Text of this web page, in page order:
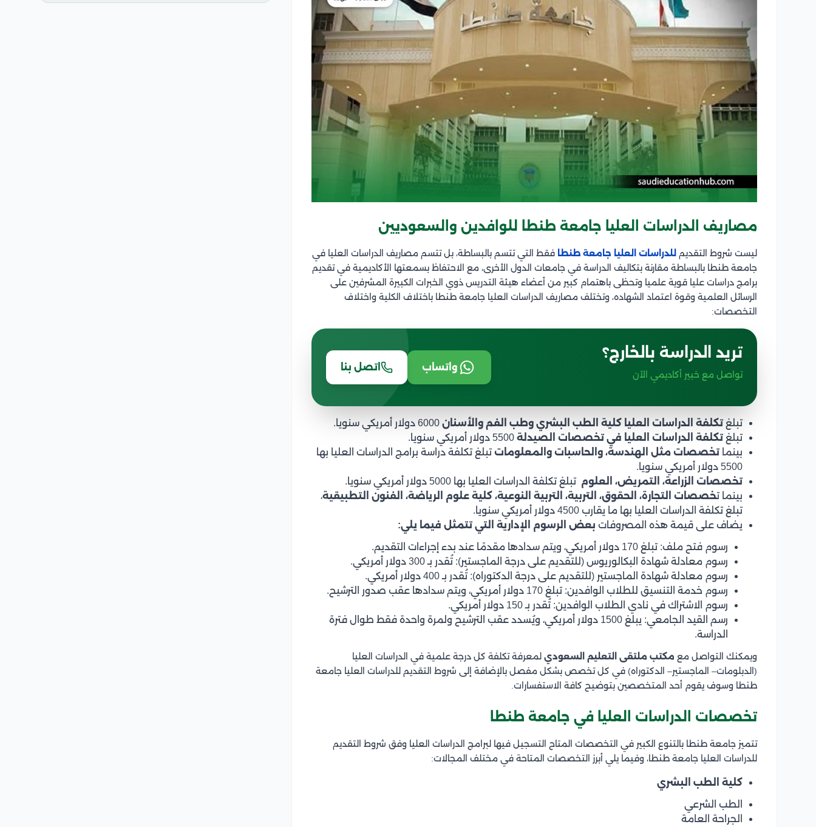
مصاريف الدراسات العليا جامعة طنطا للوافدين والسعوديين
ليست شروط التقديم للدراسات العليا جامعة طنطا فقط التي تتسم بالبساطة، بل تتسم مصاريف الدراسات العليا في
جامعة طنطا بالبساطة مقارنة بتكاليف الدراسة في جامعات الدول الأخرى، مع الاحتفاظ بسمعتها الأكاديمية في تقديم
برامج دراسات عليا قوية علميا وتحظى باهتمام كبير من أعضاء هيئة التدريس ذوي الخبرات الكبيرة المشرفين على
الرسائل العلمية وقوة اعتماد الشهاده، وتختلف مصاريف الدراسات العليا جامعة طنطا باختلاف الكلية واختلاف
التخصصات:
تريد الدراسة بالخارج؟
تواصل مع خبير أكاديمي الآن
واتساب اتصل بنا
تبلغ تكلفة الدراسات العليا كلية الطب البشري وطب الفم والأسنان
تبلغ تكلفة الدراسات العليا في تخصصات الصيدلة
بينما تخصصات مثل الهندسة، والحاسبات والمعلومات تبلغ تكلفة دراسة برامج الدراسات العليا بها
5500 دولار أمريكي سنويا.
تخصصات الزراعة، التمريض، العلوم تبلغ تكلفة الدراسات العليا بها 5000 دولار أمريكي سنويا.
بينما تخصصات التجارة، الحقوق، التربية، التربية النوعية، كلية علوم الرياضة، الفنون التطبيقية،
تبلغ تكلفة الدراسات العليا بها ما يقارب 4500 دولار أمريكي سنويا.
يضاف على قيمة هذه المصروفات بعض الرسوم الإدارية التي تتمثل فيما يلي:
رسوم فتح ملف: تبلغ 170 دولار أمريكي، ويتم سدادها مقدمًا عند بدء إجراءات التقديم.
رسوم معادلة شهادة البكالوريوس (للتقديم على درجة الماجستير): تُقدر بـ 300 دولار أمريكي.
رسوم معادلة شهادة الماجستير (للتقديم على درجة الدكتوراه): تُقدر بـ 400 دولار أمريكي.
رسوم خدمة التنسيق للطلاب الوافدين: تبلغ 170 دولار أمريكي، ويتم سدادها عقب صدور الترشيح.
رسوم الاشتراك في نادي الطلاب الوافدين: تُقدر بـ 150 دولار أمريكي.
رسم القيد الجامعي: يبلغ 1500 دولار أمريكي، ويُسدد عقب الترشيح ولمرة واحدة فقط طوال فترة
الدراسة.
ويمكنك التواصل مع مكتب ملتقى التعليم السعودي لمعرفة تكلفة كل درجة علمية في الدراسات العليا
(الدبلومات– الماجستير– الدكتوراه) في كل تخصص بشكل مفصل بالإضافة إلى شروط التقديم للدراسات العليا جامعة
طنطا وسوف يقوم أحد المتخصصين بتوضيح كافة الاستفسارات.
تخصصات الدراسات العليا في جامعة طنطا
تتميز جامعة طنطا بالتنوع الكبير في التخصصات المتاح التسجيل فيها لبرامج الدراسات العليا وفق شروط التقديم
للدراسات العليا جامعة طنطا، وفيما يلي أبرز التخصصات المتاحة في مختلف المجالات:
كلية الطب البشري
الطب الشرعي
الجراحة العامة